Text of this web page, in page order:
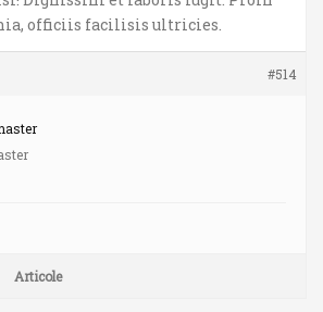
officiis facilisis ultricies.
#514
Articole